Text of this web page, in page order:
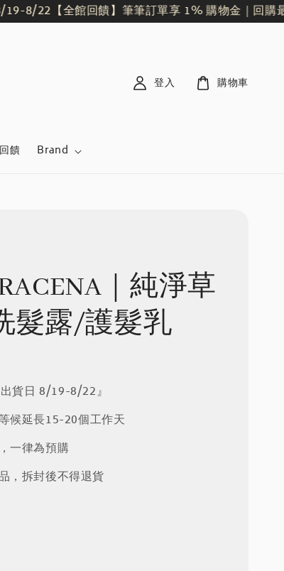
22【全館回饋】筆筆訂單享 1% 購物金｜回購最划
饋 Brand
登入 購物車
｜純淨草
髮露/護髮乳
貨日 8/19-8/22』
候延長15-20個工作天
一律為預購
，拆封後不得退貨